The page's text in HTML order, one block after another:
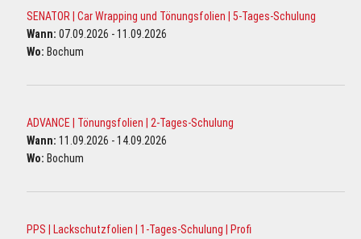
SENATOR | Car Wrapping und Tönungsfolien | 5-Tages-Schulung
Wann: 07.09.2026 - 11.09.2026
Wo: Bochum
ADVANCE | Tönungsfolien | 2-Tages-Schulung
Wann: 11.09.2026 - 14.09.2026
Wo: Bochum
PPS | Lackschutzfolien | 1-Tages-Schulung | Profi